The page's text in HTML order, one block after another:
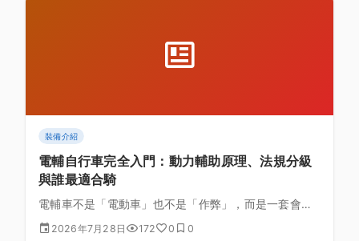
裝備介紹
電輔自行車完全入門：動力輔助原理、法規分級
與誰最適合騎
電輔車不是「電動車」也不是「作弊」，而是一套會讀
懂你踩踏力道的動力輔助系統。這篇從馬達感測原理講
到台灣法規分級，帶你搞懂電輔車到底適合誰、怎麼
2026年7月28日 172 0 0